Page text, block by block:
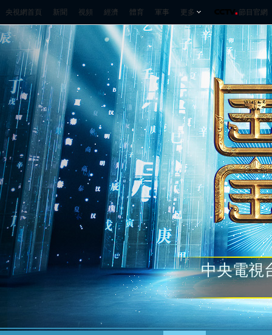
央視網首頁 新聞 視頻 經濟 體育 軍事 更多 節目官網
中央電視